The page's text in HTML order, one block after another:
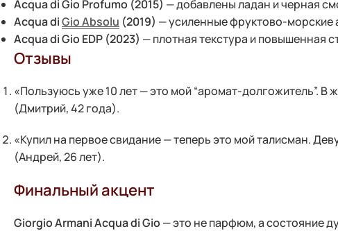
Acqua di Gio Profumo (2015) — добавлены ладан и черная
Acqua diGio Absolu (2019) — усиленные фруктово-морские
Acqua di Gio EDP (2023) — плотная текстура и повышенная
Отзывы
«Пользуюсь уже 10 лет — это мой “аромат-долгожитель”.
(Дмитрий, 42 года).
«Купил на первое свидание — теперь это мой талисман.
(Андрей, 26 лет).
Финальный акцент
Giorgio Armani Acqua di Gio — это не парфюм, а состояние